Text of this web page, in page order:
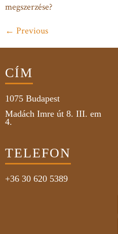
megszerzése?
← Previous
CÍM
1075 Budapest
Madách Imre út 8. III. em
4.
TELEFON
+36 30 620 5389